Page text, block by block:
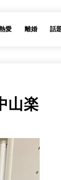
愛 離婚 話
山楽